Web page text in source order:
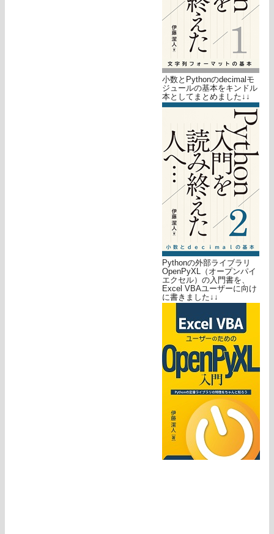
小数とPythonのdecimalモ
ジュールの基本をキンドル
本としてまとめました↓↓
Pythonの外部ライブラリ
OpenPyXL（オープンパイ
エクセル）の入門書を、
Excel VBAユーザーに向け
に書きました↓↓